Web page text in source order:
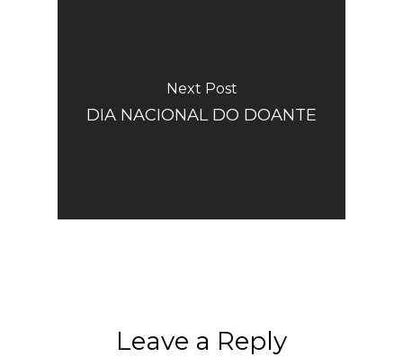
Next Post
DIA NACIONAL DO DOANTE
Leave a Reply